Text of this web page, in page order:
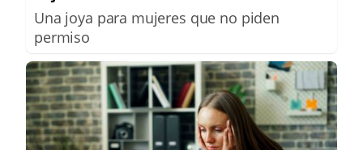
Una joya para mujeres que no piden
permiso